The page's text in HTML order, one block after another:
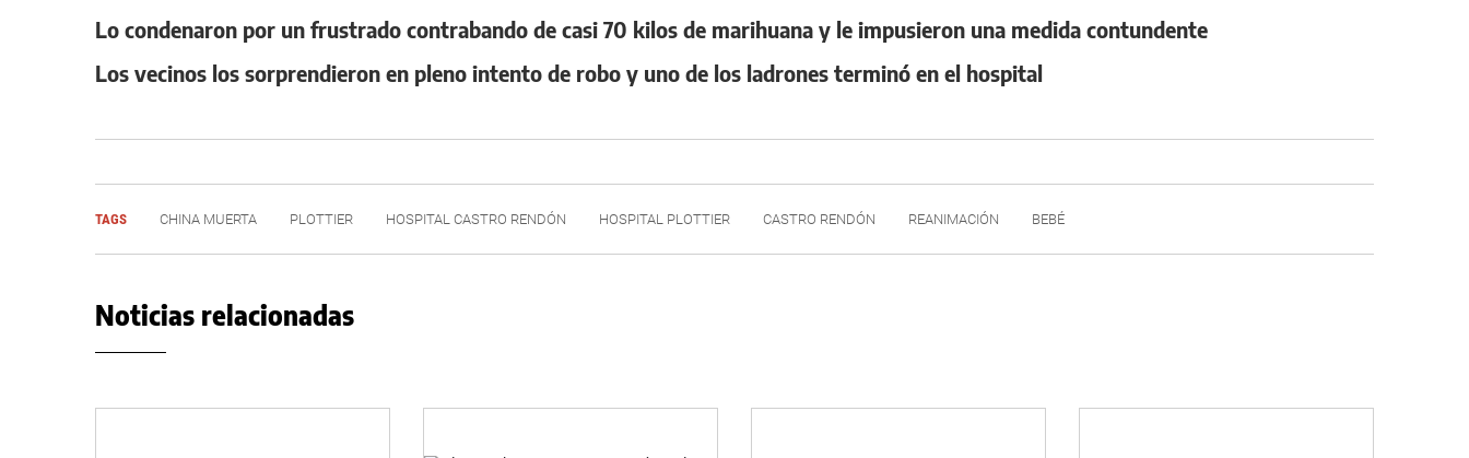
Lo condenaron por un frustrado contrabando de casi 70 kilos de marihuana y le impusieron una medida contundente
Los vecinos los sorprendieron en pleno intento de robo y uno de los ladrones terminó en el hospital
TAGS CHINA MUERTA PLOTTIER HOSPITAL CASTRO RENDÓN HOSPITAL PLOTTIER CASTRO RENDÓN REANIMACIÓN BEBÉ
Noticias relacionadas